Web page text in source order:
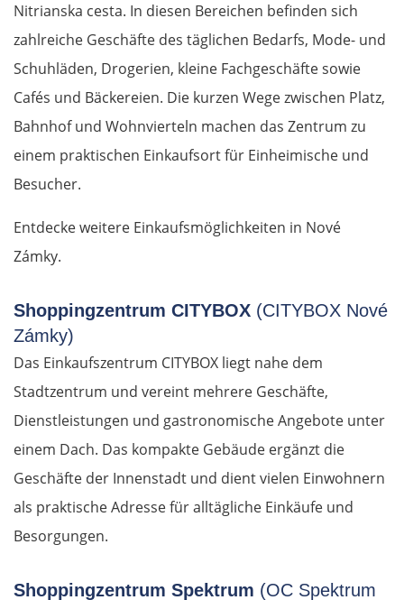
Nitrianska cesta. In diesen Bereichen befinden sich
zahlreiche Geschäfte des täglichen Bedarfs, Mode- und
Schuhläden, Drogerien, kleine Fachgeschäfte sowie
Cafés und Bäckereien. Die kurzen Wege zwischen Platz,
Bahnhof und Wohnvierteln machen das Zentrum zu
einem praktischen Einkaufsort für Einheimische und
Besucher.
Entdecke weitere Einkaufsmöglichkeiten in Nové
Zámky.
Shoppingzentrum CITYBOX (CITYBOX Nové
Zámky)
Das Einkaufszentrum CITYBOX liegt nahe dem
Stadtzentrum und vereint mehrere Geschäfte,
Dienstleistungen und gastronomische Angebote unter
einem Dach. Das kompakte Gebäude ergänzt die
Geschäfte der Innenstadt und dient vielen Einwohnern
als praktische Adresse für alltägliche Einkäufe und
Besorgungen.
Shoppingzentrum Spektrum (OC Spektrum